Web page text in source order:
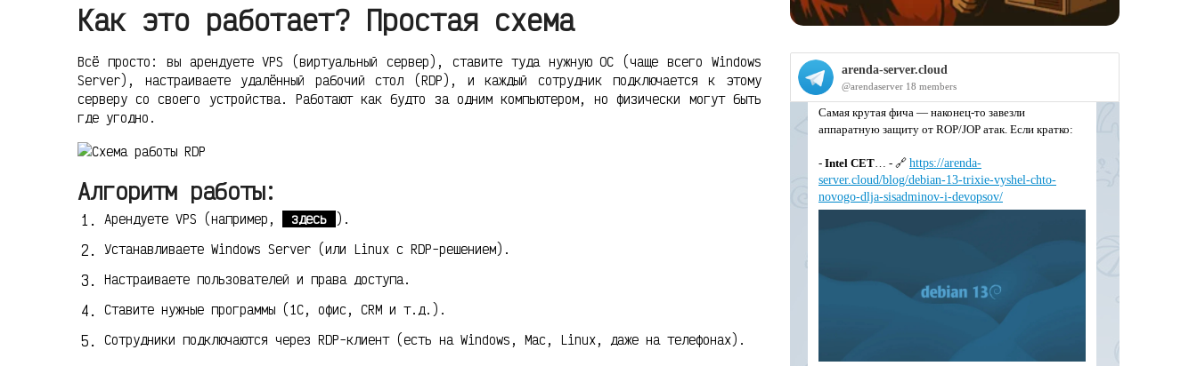
Как это работает? Простая схема
Всё просто: вы арендуете VPS (виртуальный сервер), ставите туда нужную ОС (чаще всего Windows
Server), настраиваете удалённый рабочий стол (RDP), и каждый сотрудник подключается к этому
серверу со своего устройства. Работают как будто за одним компьютером, но физически могут быть
где угодно.
Алгоритм работы:
Арендуете VPS (например, здесь
).
Устанавливаете Windows Server (или Linux с RDP-решением).
Настраиваете пользователей и права доступа.
Ставите нужные программы (1С, офис, CRM и т.д.).
Сотрудники подключаются через RDP-клиент (есть на Windows, Mac, Linux, даже на телефонах).